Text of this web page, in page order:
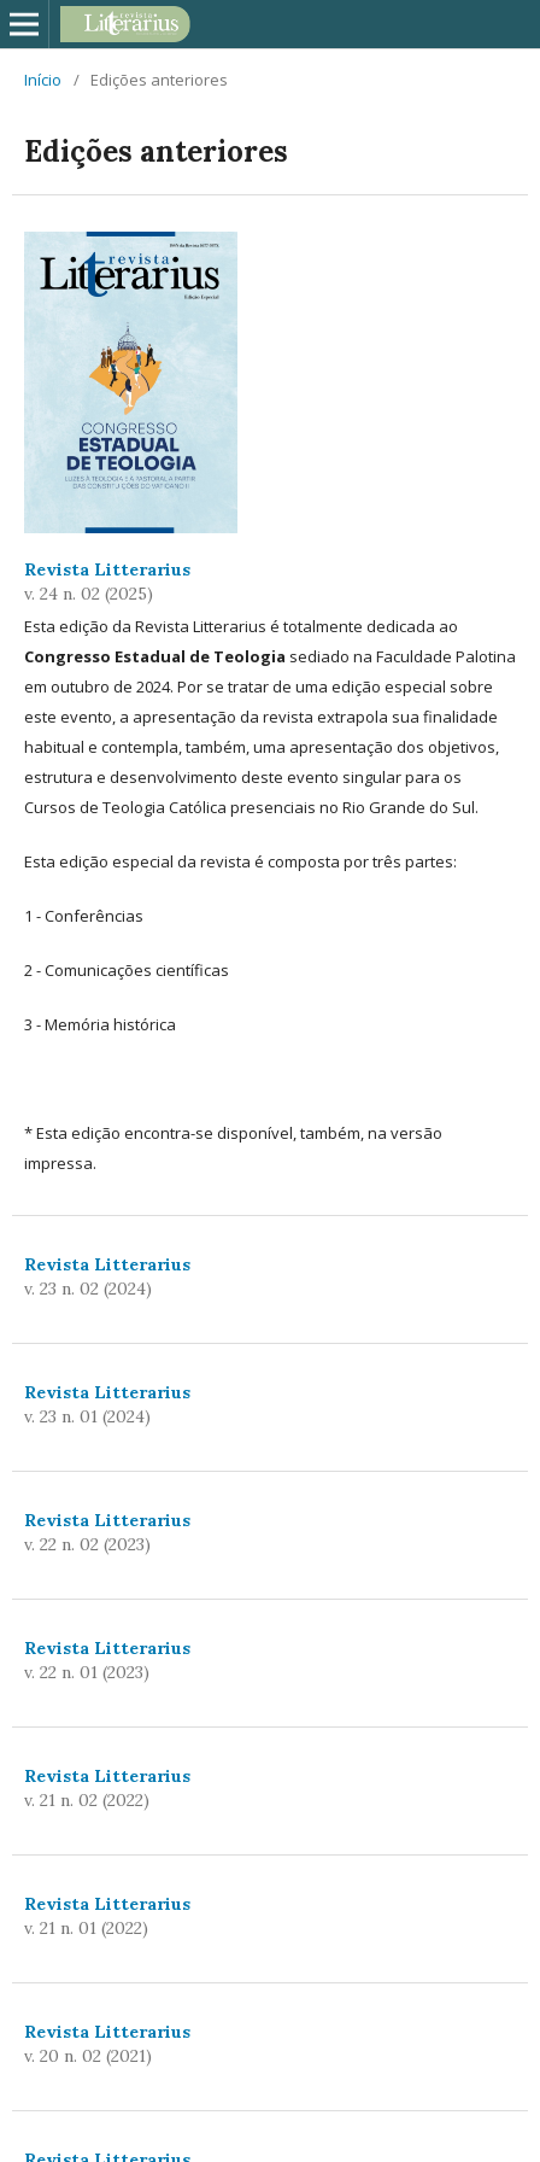
Início / Edições anteriores
Edições anteriores
Revista Litterarius
v. 24 n. 02 (2025)
Esta edição da Revista Litterarius é totalmente dedicada ao
Congresso Estadual de Teologia sediado na Faculdade Palotina
em outubro de 2024. Por se tratar de uma edição especial sobre
este evento, a apresentação da revista extrapola sua finalidade
habitual e contempla, também, uma apresentação dos objetivos,
estrutura e desenvolvimento deste evento singular para os
Cursos de Teologia Católica presenciais no Rio Grande do Sul.
Esta edição especial da revista é composta por três partes:
1 - Conferências
2 - Comunicações científicas
3 - Memória histórica
* Esta edição encontra-se disponível, também, na versão
impressa.
Revista Litterarius
v. 23 n. 02 (2024)
Revista Litterarius
v. 23 n. 01 (2024)
Revista Litterarius
v. 22 n. 02 (2023)
Revista Litterarius
v. 22 n. 01 (2023)
Revista Litterarius
v. 21 n. 02 (2022)
Revista Litterarius
v. 21 n. 01 (2022)
Revista Litterarius
v. 20 n. 02 (2021)